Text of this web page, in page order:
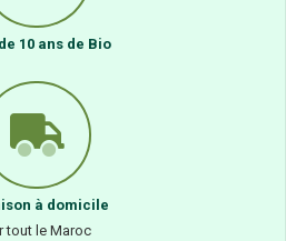
10 ans de Bio
à domicile
tout le Maroc